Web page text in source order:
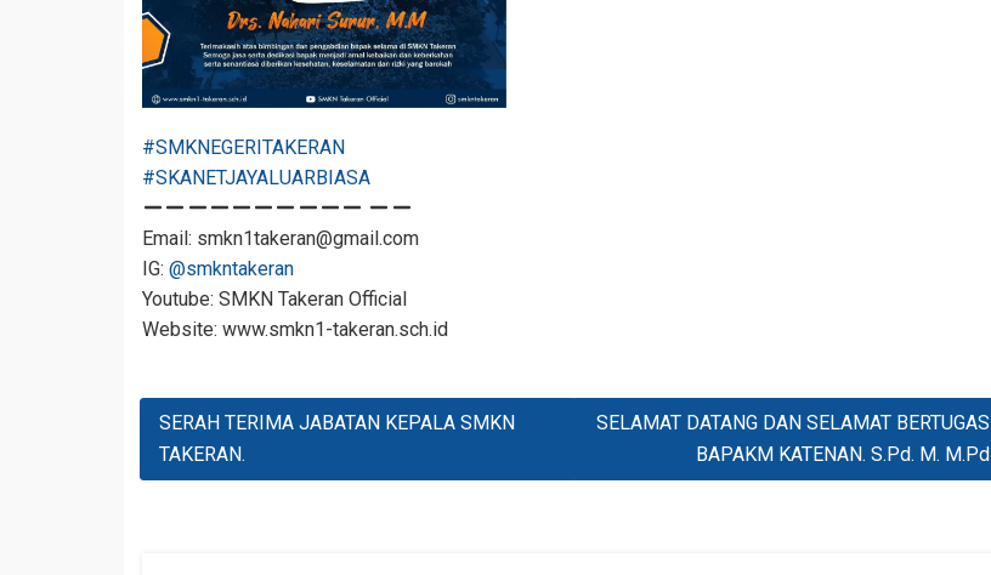
#SMKNEGERITAKERAN
#SKANETJAYALUARBIASA
Email: smkn1takeran@gmail.com
IG: @smkntakeran
Youtube: SMKN Takeran Official
Website: www.smkn1-takeran.sch.id
Navigasi
Pos
SERAH TERIMA JABATAN KEPALA SMKN
TAKERAN.
SELAMAT DATANG DAN SELAMAT BERTUGAS
BAPAKM KATENAN. S.Pd. M. M.Pd